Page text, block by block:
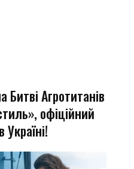
Агротитанів
офіційний